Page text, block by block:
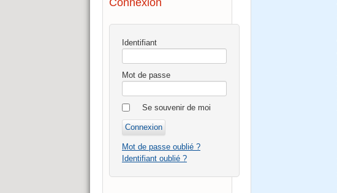
Identifiant
Mot de passe
Se souvenir de moi
Mot de passe oublié ?
Identifiant oublié ?